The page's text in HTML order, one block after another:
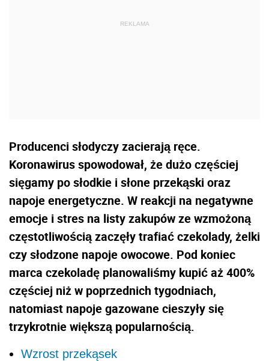
Producenci słodyczy zacierają ręce.
Koronawirus spowodował, że dużo częściej
sięgamy po słodkie i słone przekąski oraz
napoje energetyczne. W reakcji na negatywne
emocje i stres na listy zakupów ze wzmożoną
częstotliwością zaczęły trafiać czekolady, żelki
czy słodzone napoje owocowe. Pod koniec
marca czekoladę planowaliśmy kupić aż 400%
częściej niż w poprzednich tygodniach,
natomiast napoje gazowane cieszyły się
trzykrotnie większą popularnością.
Wzrost przekąsek